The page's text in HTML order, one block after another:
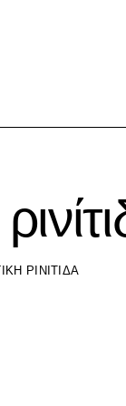
ΡΙΝΊΤΙΔΑ